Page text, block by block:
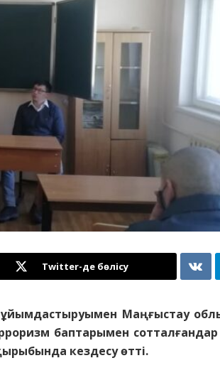
Twitter-де бөлісу
ұйымдастыруымен Маңғыстау
баптарымен
кездесу өтті.